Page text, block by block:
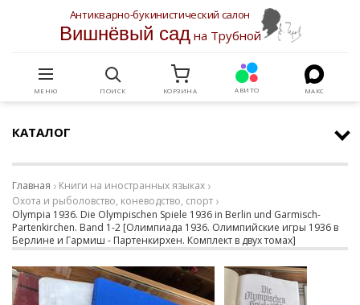
Антикварно-букинистический салон
Вишнёвый садна Трубной
МЕНЮ ПОИСК КОРЗИНА АВИТО МАКС
КАТАЛОГ
Главная
Книги на иностранных языках
Охота и рыболовство, коневодство, спорт
Olympia 1936. Die Olympischen Spiele 1936 in Berlin und Garmisch-
Рartenkirchen. Band 1-2 [Олимпиада 1936. Олимпийские игры 1936 в
Берлине и Гармиш - Партенкирхен. Комплект в двух томах]